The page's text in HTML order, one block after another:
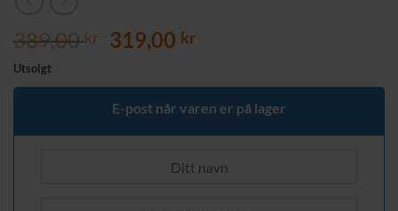
389,00kr Opprinnelig
var:
389,00 kr.
319,00 krNåværende
er:
319,00 kr.
Utsolgt
E-post når varen er på lager